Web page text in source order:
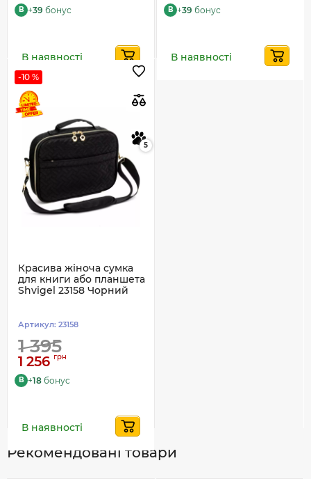
B +39 бонус
В наявності
B +39 бонус
В наявності
-10 %
5
Красива жіноча сумка
для книги або планшета
Shvigel 23158 Чорний
Артикул: 23158
1 395
1 256 грн
B +18 бонус
В наявності
Рекомендовані товари